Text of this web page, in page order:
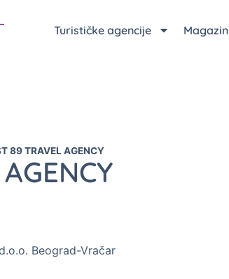
Turističke agencije Magazin
89 TRAVEL AGENCY
Beograd-Vračar